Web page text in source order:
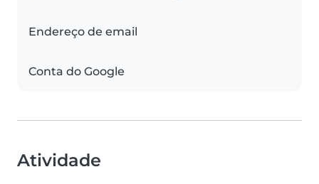
Endereço de email
Conta do Google
Atividade